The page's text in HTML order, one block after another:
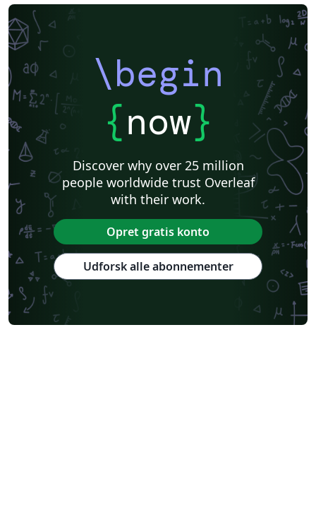
\begin
{now}
Discover why over 25 million
people worldwide trust Overleaf
with their work.
Opret gratis konto
Udforsk alle abonnementer